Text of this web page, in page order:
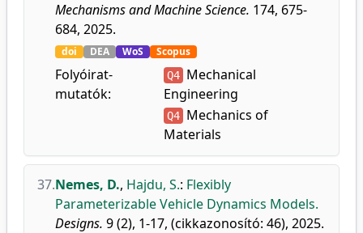
Mechanisms and Machine Science. 174, 675-
684, 2025.
doi DEA WoS Scopus
Folyóirat-
mutatók:
Q4 Mechanical
Engineering
Q4 Mechanics of
Materials
37.Nemes, D., Hajdu, S.: Flexibly
Parameterizable Vehicle Dynamics Models.
Designs. 9 (2), 1-17, (cikkazonosító: 46), 2025.